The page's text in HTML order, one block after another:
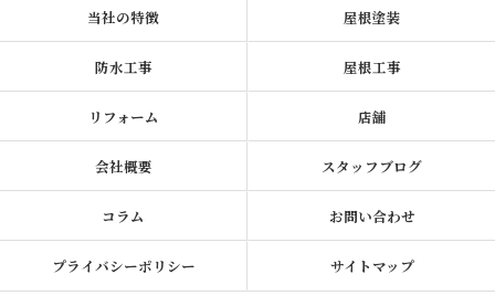
当社の特徴 屋根塗装
防水工事 屋根工事
リフォーム 店舗
会社概要 スタッフブログ
コラム お問い合わせ
プライバシーポリシー サイトマップ